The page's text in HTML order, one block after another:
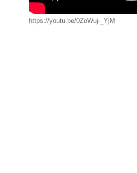
https://youtu.be/0ZoWuj-_YjM